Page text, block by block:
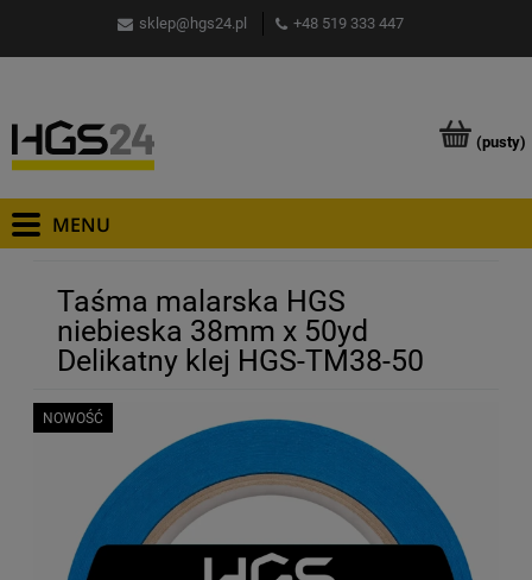
sklep@hgs24.pl +48 519 333 447
(pusty)
Taśma malarska HGS
niebieska 38mm x 50yd
Delikatny klej HGS-TM38-50
NOWOŚĆ